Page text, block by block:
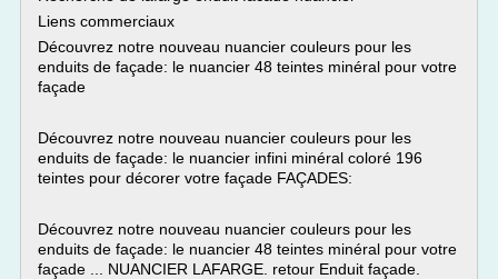
Liens commerciaux
Découvrez notre nouveau nuancier couleurs pour les
enduits de façade: le nuancier 48 teintes minéral pour votre
façade
Découvrez notre nouveau nuancier couleurs pour les
enduits de façade: le nuancier infini minéral coloré 196
teintes pour décorer votre façade FAÇADES:
Découvrez notre nouveau nuancier couleurs pour les
enduits de façade: le nuancier 48 teintes minéral pour votre
façade ... NUANCIER LAFARGE. retour Enduit façade.